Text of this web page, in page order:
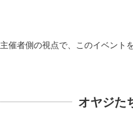
主催者側の視点で、このイベント
オヤジた